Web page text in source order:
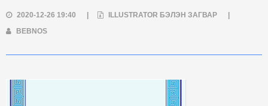
2020-12-26 19:40 ILLUSTRATOR БЭЛЭН ЗАГВАР
BEBNOS